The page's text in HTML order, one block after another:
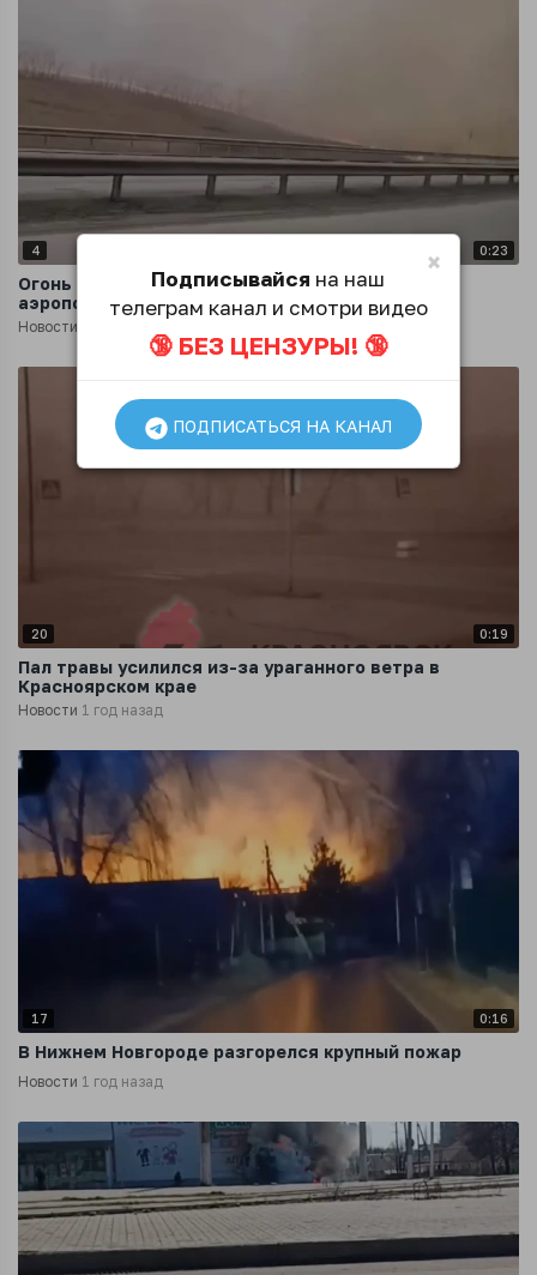
4 0:23
Огонь подошёл вплотную к трассе в сторону
аэропорта Красноярска
Новости
20 0:19
Пал травы усилился из-за ураганного ветра в
Красноярском крае
Новости 1 год назад
17 0:16
В Нижнем Новгороде разгорелся крупный пожар
Новости 1 год назад
×
Подписывайся на наш
телеграм канал и смотри видео
🔞 БЕЗ ЦЕНЗУРЫ! 🔞
ПОДПИСАТЬСЯ НА КАНАЛ